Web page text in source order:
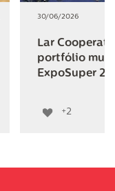
30/06/2026
Lar
portfólio
ExpoSuper
+2